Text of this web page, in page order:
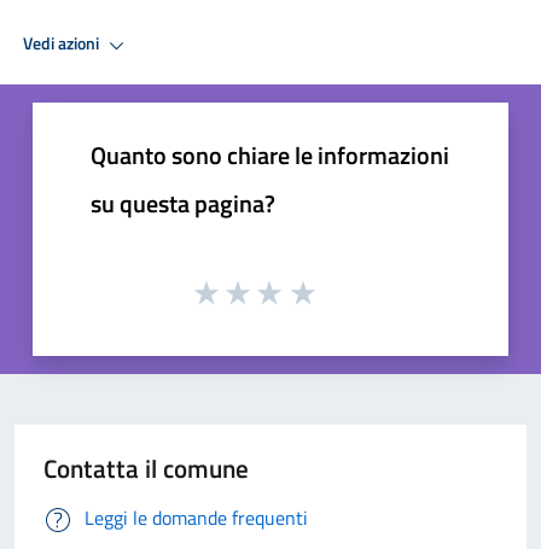
Vedi azioni
Quanto sono chiare le informazioni
su questa pagina?
Contatta il comune
Leggi le domande frequenti